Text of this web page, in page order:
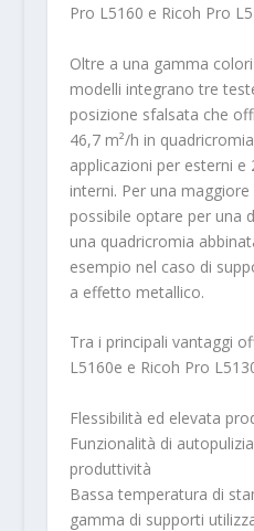
Pro L5160 e Ricoh Pro
Oltre a una gamma
modelli integrano tre
posizione sfalsata che
46,7 m²/h in
applicazioni per esterni e
interni. Per una
possibile optare per una
una quadricromia
esempio nel caso di
a effetto metallico.
Tra i principali vantaggi
L5160e e Ricoh Pro
Flessibilità ed elevata
Funzionalità di
produttività
Bassa temperatura di
gamma di supporti